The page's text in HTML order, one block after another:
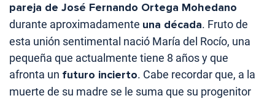
pareja de José Fernando Ortega Mohedano
durante aproximadamente una década. Fruto de
esta unión sentimental nació María del Rocío, una
pequeña que actualmente tiene 8 años y que
afronta un futuro incierto. Cabe recordar que, a la
muerte de su madre se le suma que su progenitor